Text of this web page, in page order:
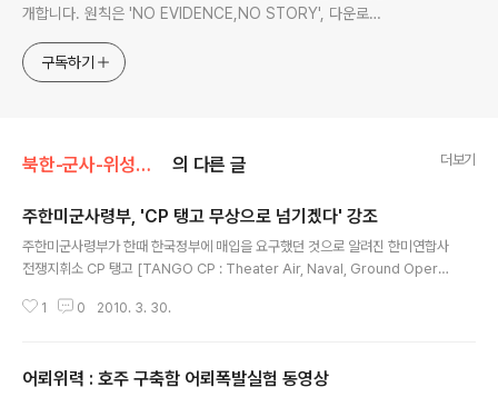
개합니다. 원칙은 'NO EVIDENCE,NO STORY', 다운로드
jesim56@gmail.com, 안보일때는 구글리더나 RSS로!!
구독하기
북한-군사-위성사진/군사 의 다른 글 더보기
주한미군사령부, 'CP 탱고 무상으로 넘기겠다' 강조
주한미군사령부가 한때 한국정부에 매입을 요구했던 것으로 알려진 한미연합사
전쟁지휘소 CP 탱고 [TANGO CP : Theater Air, Naval, Ground Opera
한미군사령관은 오늘[30일] 자신이 CP 탱고를 팔기를 원한다는 보도는 사실
위치해 있습니다
1 0 2010. 3. 30.
어뢰위력 : 호주 구축함 어뢰폭발실험 동영상